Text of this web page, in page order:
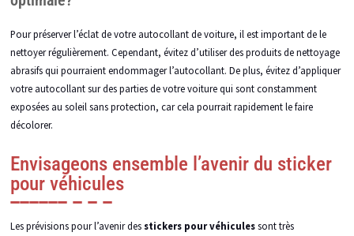
Pour préserver l’éclat de votre autocollant de voiture, il est important de le
nettoyer régulièrement. Cependant, évitez d’utiliser des produits de nettoyage
abrasifs qui pourraient endommager l’autocollant. De plus, évitez d’appliquer
votre autocollant sur des parties de votre voiture qui sont constamment
exposées au soleil sans protection, car cela pourrait rapidement le faire
décolorer.
Envisageons ensemble l’avenir du sticker
pour véhicules
Les prévisions pour l’avenir des stickers pour véhiculessont très